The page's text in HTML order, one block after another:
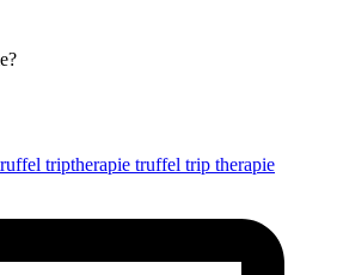
triptherapie truffel trip therapie